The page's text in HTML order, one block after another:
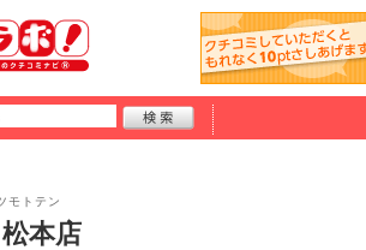
モトテン
本店